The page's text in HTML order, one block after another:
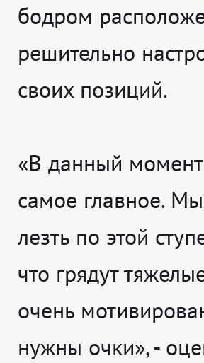
бодром
решительно
своих позиций.
«В данный
самое главное.
лезть по этой
что грядут
очень
нужны очки», -